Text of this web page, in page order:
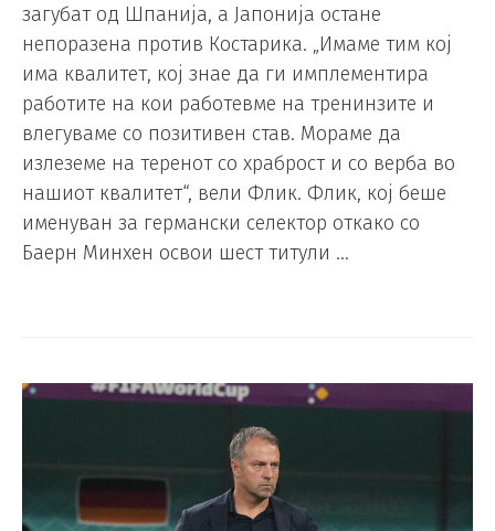
загубат од Шпанија, а Јапонија остане
непоразена против Костарика. „Имаме тим кој
има квалитет, кој знае да ги имплементира
работите на кои работевме на тренинзите и
влегуваме со позитивен став. Мораме да
излеземе на теренот со храброст и со верба во
нашиот квалитет“, вели Флик. Флик, кој беше
именуван за германски селектор откако со
Баерн Минхен освои шест титули …